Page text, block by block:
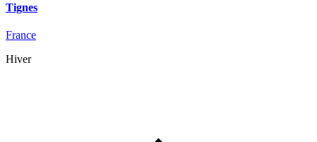
Tignes
France
Hiver